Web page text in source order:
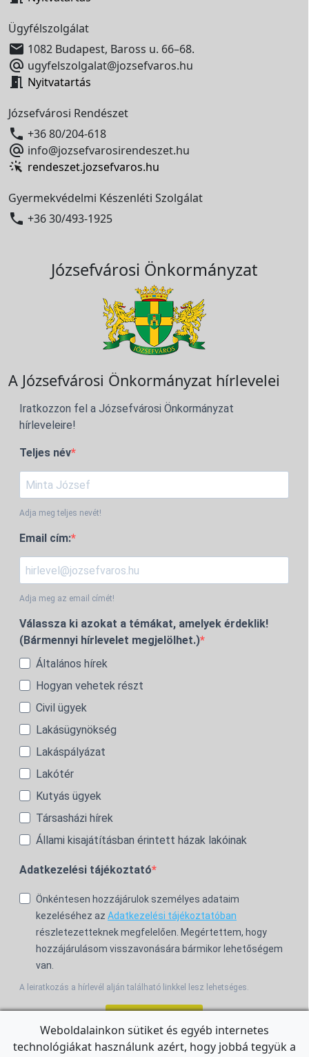
Ügyfélszolgálat
 1082 Budapest, Baross u. 66–68.
 ugyfelszolgalat@jozsefvaros.hu
 Nyitvatartás
Józsefvárosi Rendészet
 +36 80/204-618
 info@jozsefvarosirendeszet.hu
rendeszet.jozsefvaros.hu
Gyermekvédelmi Készenléti Szolgálat
 +36 30/493-1925
Józsefvárosi Önkormányzat
A Józsefvárosi Önkormányzat hírlevelei
Iratkozzon fel a Józsefvárosi Önkormányzat
hírleveleire!
Teljes név
Adja meg teljes nevét!
Email cím:
Adja meg az email címét!
Válassza ki azokat a témákat, amelyek érdeklik!
(Bármennyi hírlevelet megjelölhet.)
Általános hírek
Hogyan vehetek részt
Civil ügyek
Lakásügynökség
Lakáspályázat
Lakótér
Kutyás ügyek
Társasházi hírek
Állami kisajátításban érintett házak lakóinak
Adatkezelési tájékoztató
Önkéntesen hozzájárulok személyes adataim
kezeléséhez az Adatkezelési tájékoztatóban
részletezetteknek megfelelően. Megértettem, hogy
hozzájárulásom visszavonására bármikor lehetőségem
van.
A leiratkozás a hírlevél alján található linkkel lesz lehetséges.
Weboldalainkon sütiket és egyéb internetes
technológiákat használunk azért, hogy jobbá tegyük a